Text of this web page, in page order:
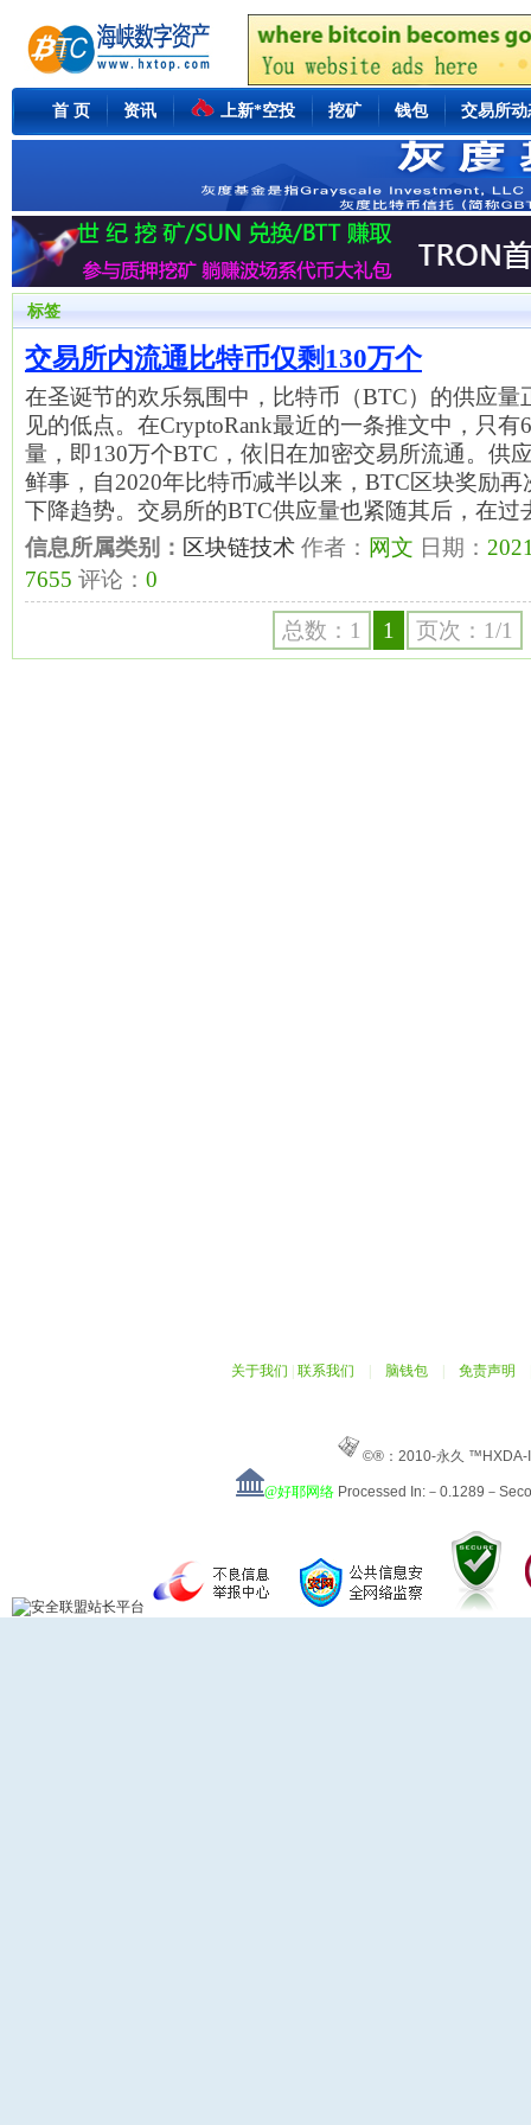
首 页 资讯 上新*空投 挖矿 钱包 交易所动
标签
交易所内流通比特币仅剩130万个
在圣诞节的欢乐氛围中，比特币（BTC）的供应量
见的低点。在CryptoRank最近的一条推文中，只有
量，即130万个BTC，依旧在加密交易所流通。供
鲜事，自2020年比特币减半以来，BTC区块奖励
下降趋势。交易所的BTC供应量也紧随其后，在
信息所属类别： 区块链技术 作者： 网文 日期：
7655 评论： 0
总数：1 1 页次：1/1
关于我们 联系我们 脑钱包 免责声明
©®：2010-永久
@好耶网络 Processed In:－0.1289－